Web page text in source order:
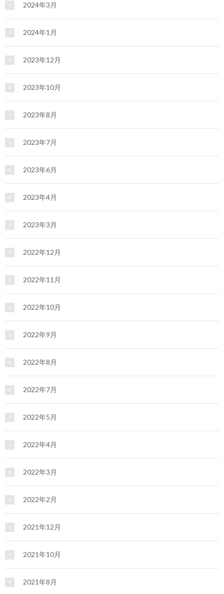
2024年3月
2024年1月
2023年12月
2023年10月
2023年8月
2023年7月
2023年6月
2023年4月
2023年3月
2022年12月
2022年11月
2022年10月
2022年9月
2022年8月
2022年7月
2022年5月
2022年4月
2022年3月
2022年2月
2021年12月
2021年10月
2021年8月